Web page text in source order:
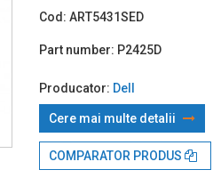
Cod: ART5431SED
Part number: P2425D
Producator: Dell
Cere mai multe detalii
COMPARATOR PRODUS